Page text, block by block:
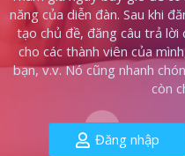
năng của diễn đàn. Sau khi
tạo chủ đề, đăng câu trả lời
cho các thành viên của
bạn, v.v. Nó cũng nhanh
còn
Đăng nhập